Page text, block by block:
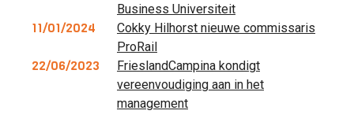
Business Universiteit
11/01/2024
Cokky Hilhorst nieuwe commissaris
ProRail
22/06/2023
FrieslandCampina kondigt
vereenvoudiging aan in het
management